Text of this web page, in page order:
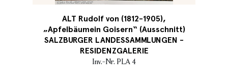
ALT Rudolf von (1812-1905),
„Apfelbäumein Goisern“ (Ausschnitt)
SALZBURGER LANDESSAMMLUNGEN -
RESIDENZGALERIE
Inv.-Nr. PLA 4